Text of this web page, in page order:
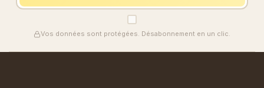
Vos données sont protégées. Désabonnement en un clic.